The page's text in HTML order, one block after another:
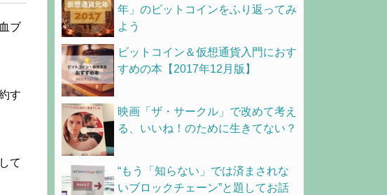
ブ
す
て
年」のビットコインをふり返ってみ
よう
ビットコイン＆仮想通貨入門におす
すめの本【2017年12月版】
映画「ザ・サークル」で改めて考え
る、いいね！のために生きてない？
“もう「知らない」では済まされな
いブロックチェーン”と題してお話